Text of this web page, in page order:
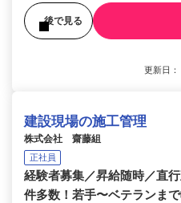
後で見る
更新日
建設現場の施工管理
株式会社 齋藤組
正社員
経験者募集／昇給随時／直
件多数！若手〜ベテランま